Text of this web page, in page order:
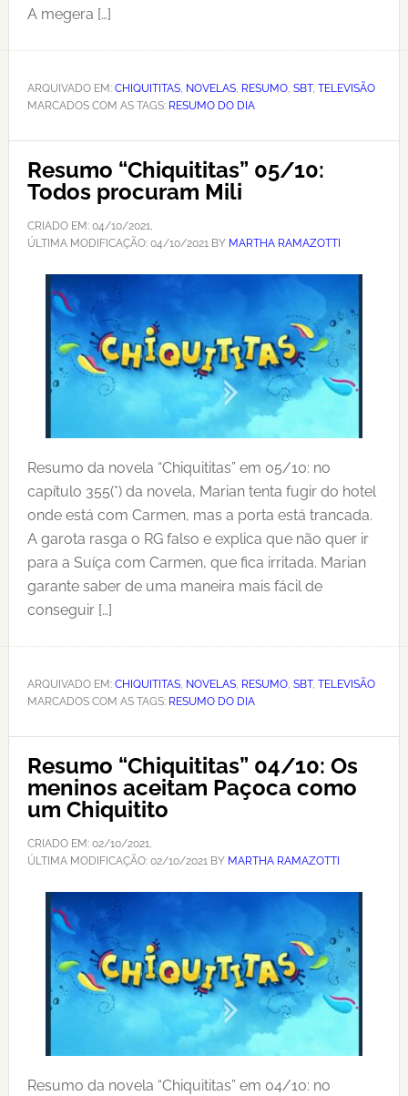
A megera […]
ARQUIVADO EM: CHIQUITITAS, NOVELAS, RESUMO, SBT, TELEVISÃO
MARCADOS COM AS TAGS: RESUMO DO DIA
Resumo “Chiquititas” 05/10:
Todos procuram Mili
CRIADO EM: 04/10/2021,
ÚLTIMA MODIFICAÇÃO: 04/10/2021BY MARTHA RAMAZOTTI
Resumo da novela “Chiquititas” em 05/10: no
capítulo 355(*) da novela, Marian tenta fugir do hotel
onde está com Carmen, mas a porta está trancada.
A garota rasga o RG falso e explica que não quer ir
para a Suíça com Carmen, que fica irritada. Marian
garante saber de uma maneira mais fácil de
conseguir […]
ARQUIVADO EM: CHIQUITITAS, NOVELAS, RESUMO, SBT, TELEVISÃO
MARCADOS COM AS TAGS: RESUMO DO DIA
Resumo “Chiquititas” 04/10: Os
meninos aceitam Paçoca como
um Chiquitito
CRIADO EM: 02/10/2021,
ÚLTIMA MODIFICAÇÃO: 02/10/2021BY MARTHA RAMAZOTTI
Resumo da novela “Chiquititas” em 04/10: no